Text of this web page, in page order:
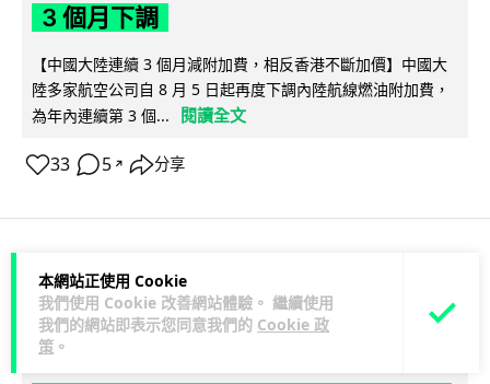
本網站正使用 Cookie
我們使用 Cookie 改善網站體驗。 繼續使用
我們的網站即表示您同意我們的 Cookie 政
策 。
3 個月下調
【中國大陸連續 3 個月減附加費，相反香港不斷加價】中國大
陸多家航空公司自 8 月 5 日起再度下調內陸航線燃油附加費，
為年內連續第 3 個...
閱讀全文
33 5 ↗ 分享
科技娛樂 生活科技
Lawton 1 日